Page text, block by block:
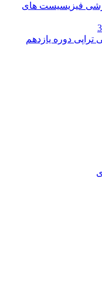
فیزیسیست های
دوره یازدهم